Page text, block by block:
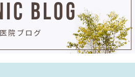
BLOG
医院ブログ